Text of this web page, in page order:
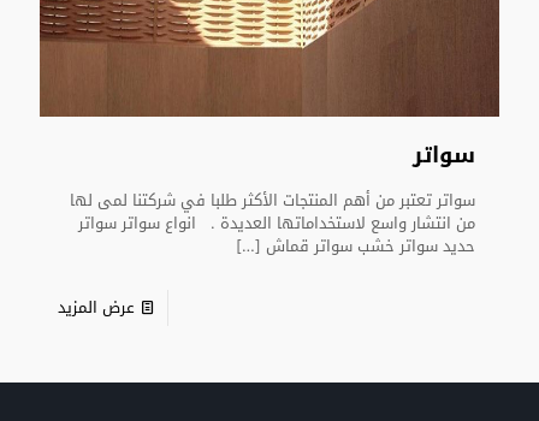
سواتر
سواتر تعتبر من أهم المنتجات الأكثر طلبا في شركتنا لمى لها
من انتشار واسع لاستخداماتها العديدة . انواع سواتر سواتر
حديد سواتر خشب سواتر قماش […]
عرض المزيد